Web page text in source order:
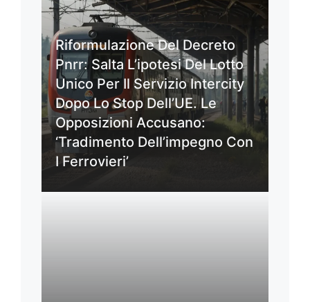
Riformulazione Del Decreto
Pnrr: Salta L’ipotesi Del Lotto
Unico Per Il Servizio Intercity
Dopo Lo Stop Dell’UE. Le
Opposizioni Accusano:
‘Tradimento Dell’impegno Con
I Ferrovieri’